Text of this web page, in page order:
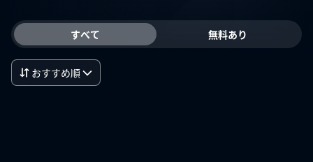
すべて 無料あり
おすすめ順